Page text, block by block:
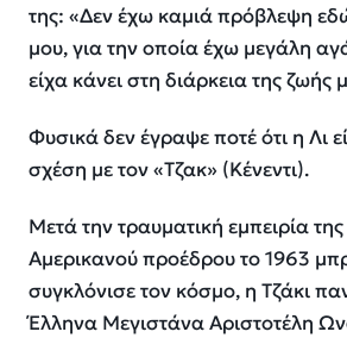
της: «Δεν έχω καμιά πρόβλεψη
μου, για την οποία έχω μεγάλη
είχα κάνει στη διάρκεια της ζωής
Φυσικά δεν έγραψε ποτέ ότι η Λι
σχέση με τον «Τζακ» (Κένεντι).
Μετά την τραυματική εμπειρία
Αμερικανού προέδρου το 1963
συγκλόνισε τον κόσμο, η Τζάκι
Έλληνα Μεγιστάνα Αριστοτέλη